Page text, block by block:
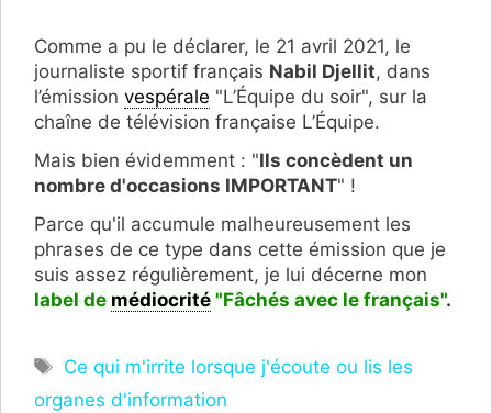
Comme a pu le déclarer, le 21 avril 2021, le
journaliste sportif français Nabil Djellit, dans
l’émission vespérale "L’Équipe du soir", sur la
chaîne de télévision française L’Équipe.
Mais bien évidemment : "Ils concèdent un
nombre d'occasions IMPORTANT" !
Parce qu'il accumule malheureusement les
phrases de ce type dans cette émission que je
suis assez régulièrement, je lui décerne mon
label de médiocrité "Fâchés avec le français".
Étiquettes
Ce qui m'irrite lorsque j'écoute ou lis les
organes d'information